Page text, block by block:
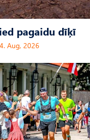
pagaidu dīķī
Aug, 2026